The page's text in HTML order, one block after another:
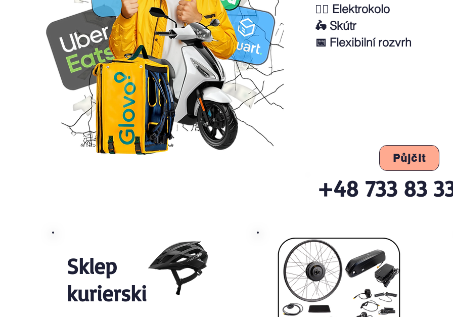
🚴‍♂️ Elektrokolo
🛵 Skútr
📅 Flexibilní rozvrh
Půjčit
+48 733 83
Sklep
kurierski